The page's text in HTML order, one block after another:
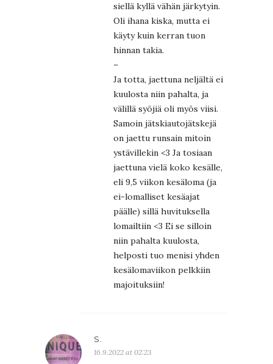
siellä kyllä vähän järkytyin.
Oli ihana kiska, mutta ei
käyty kuin kerran tuon
hinnan takia.
–
Ja totta, jaettuna neljältä ei
kuulosta niin pahalta, ja
välillä syöjiä oli myös viisi.
Samoin jätskiautojätskejä
on jaettu runsain mitoin
ystävillekin <3 Ja tosiaan
jaettuna vielä koko kesälle,
eli 9,5 viikon kesäloma (ja
ei-lomalliset kesäajat
päälle) sillä huvituksella
lomailtiin <3 Ei se silloin
niin pahalta kuulosta,
helposti tuo menisi yhden
kesälomaviikon pelkkiin
majoituksiin!
S.
16.9.2022 at 02:23